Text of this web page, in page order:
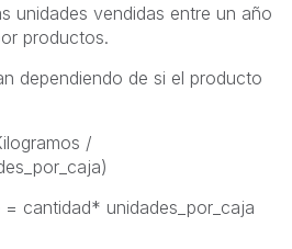
unidades vendidas entre un año
productos.
dependiendo de si el producto
/
= cantidad* unidades_por_caja